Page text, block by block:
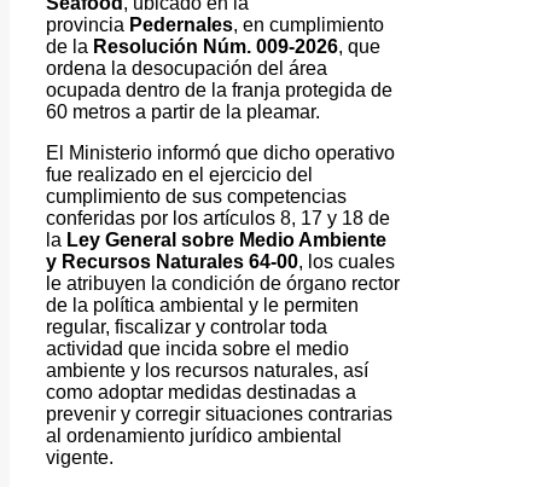
provincia Pedernales, en cumplimiento
de la Resolución Núm. 009-2026, que
ordena la desocupación del área
ocupada dentro de la franja protegida de
60 metros a partir de la pleamar.
El Ministerio informó que dicho operativo
fue realizado en el ejercicio del
cumplimiento de sus competencias
conferidas por los artículos 8, 17 y 18 de
la Ley General sobre Medio Ambiente
y Recursos Naturales 64-00, los cuales
le atribuyen la condición de órgano rector
de la política ambiental y le permiten
regular, fiscalizar y controlar toda
actividad que incida sobre el medio
ambiente y los recursos naturales, así
como adoptar medidas destinadas a
prevenir y corregir situaciones contrarias
al ordenamiento jurídico ambiental
vigente.